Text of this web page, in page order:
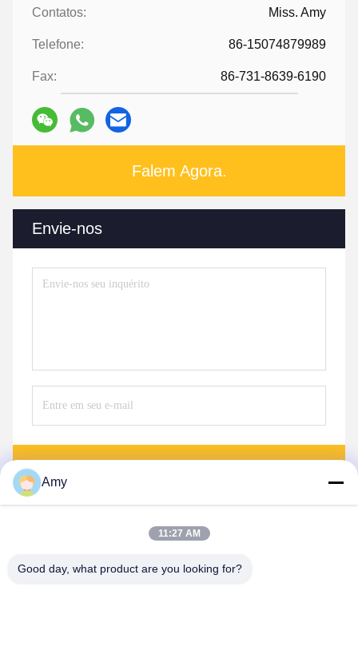
Contatos: Miss. Amy
Telefone: 86-15074879989
Fax: 86-731-8639-6190
Falem Agora.
Envie-nos
Amy
11:27 AM
Good day, what product are you looking for?